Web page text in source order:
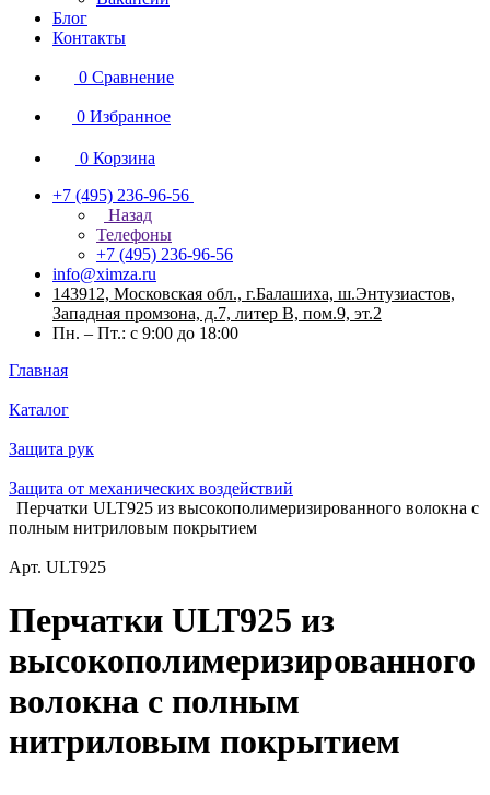
Блог
Контакты
0 Сравнение
0 Избранное
0 Корзина
+7 (495) 236-96-56
Назад
Телефоны
+7 (495) 236-96-56
info@ximza.ru
143912, Московская обл., г.Балашиха, ш.Энтузиастов,
Западная промзона, д.7, литер В, пом.9, эт.2
Пн. – Пт.: с 9:00 до 18:00
Главная
Каталог
Защита рук
Защита от механических воздействий
Перчатки ULT925 из высокополимеризированного волокна c
полным нитриловым покрытием
Арт. ULT925
Перчатки ULT925 из
высокополимеризированного
волокна c полным
нитриловым покрытием